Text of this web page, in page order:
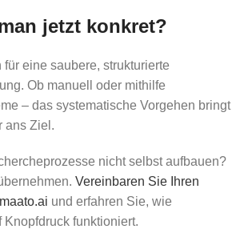
jetzt konkret?
eine saubere, strukturierte
Ob manuell oder mithilfe
– das systematische Vorgehen bringt
ans Ziel.
nicht selbst aufbauen?
Vereinbaren Sie Ihren
und erfahren Sie, wie
funktioniert.